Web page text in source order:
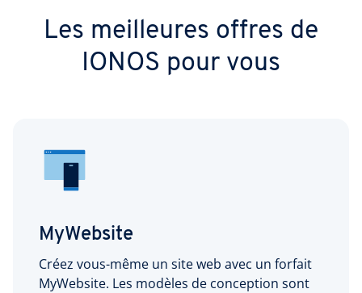
Les meilleures offres de
IONOS pour vous
MyWebsite
Créez vous-même un site web avec un forfait
MyWebsite. Les modèles de conception sont